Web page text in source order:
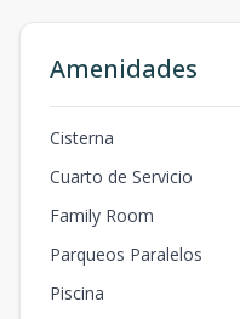
Amenidades
Cisterna
Cuarto de Servicio
Family Room
Parqueos Paralelos
Piscina